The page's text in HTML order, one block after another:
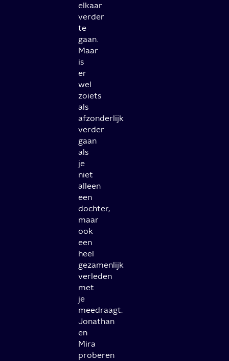
elkaar
verder
te
gaan.
Maar
is
er
wel
zoiets
als
afzonderlijk
verder
gaan
als
je
niet
alleen
een
dochter,
maar
ook
een
heel
gezamenlijk
verleden
met
je
meedraagt.
Jonathan
en
Mira
proberen